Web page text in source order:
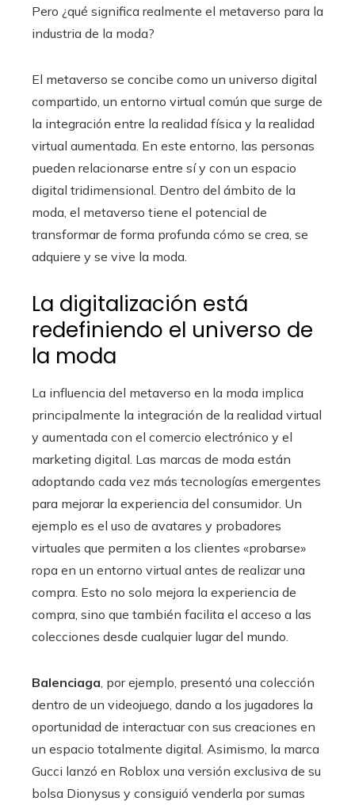
Pero ¿qué significa realmente el metaverso para la
industria de la moda?
El metaverso se concibe como un universo digital
compartido, un entorno virtual común que surge de
la integración entre la realidad física y la realidad
virtual aumentada. En este entorno, las personas
pueden relacionarse entre sí y con un espacio
digital tridimensional. Dentro del ámbito de la
moda, el metaverso tiene el potencial de
transformar de forma profunda cómo se crea, se
adquiere y se vive la moda.
La digitalización está
redefiniendo el universo de
la moda
La influencia del metaverso en la moda implica
principalmente la integración de la realidad virtual
y aumentada con el comercio electrónico y el
marketing digital. Las marcas de moda están
adoptando cada vez más tecnologías emergentes
para mejorar la experiencia del consumidor. Un
ejemplo es el uso de avatares y probadores
virtuales que permiten a los clientes «probarse»
ropa en un entorno virtual antes de realizar una
compra. Esto no solo mejora la experiencia de
compra, sino que también facilita el acceso a las
colecciones desde cualquier lugar del mundo.
Balenciaga, por ejemplo, presentó una colección
dentro de un videojuego, dando a los jugadores la
oportunidad de interactuar con sus creaciones en
un espacio totalmente digital. Asimismo, la marca
Gucci lanzó en Roblox una versión exclusiva de su
bolsa Dionysus y consiguió venderla por sumas